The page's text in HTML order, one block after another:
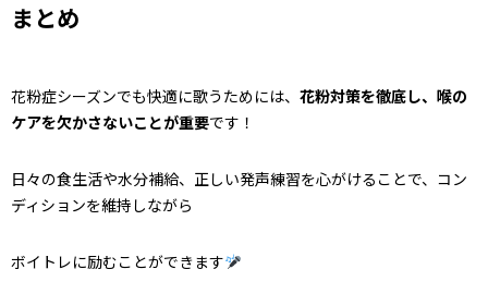
まとめ
花粉症シーズンでも快適に歌うためには、 花粉対策を徹底し、喉の
ケアを欠かさないことが重要です！
日々の食生活や水分補給、正しい発声練習を心がけることで、コン
ディションを維持しながら
ボイトレに励むことができます